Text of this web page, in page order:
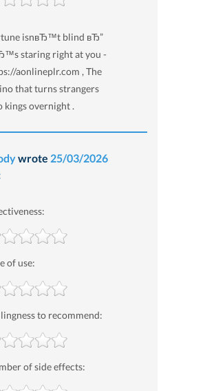
isnвЂ™t blind вЂ”
staring right at you -
aonlineplr.com , The
that turns strangers
kings overnight .
wrote 25/03/2026
of use:
to recommend:
of side effects: